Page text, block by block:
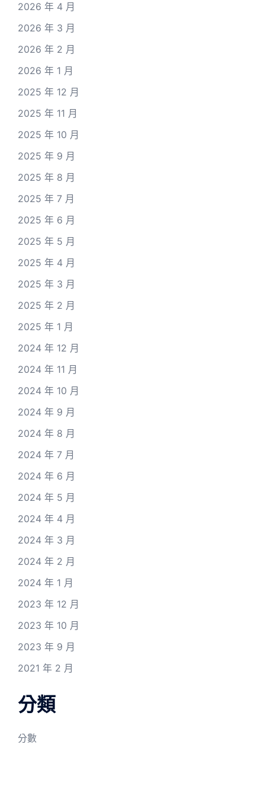
2026 年 4 月
2026 年 3 月
2026 年 2 月
2026 年 1 月
2025 年 12 月
2025 年 11 月
2025 年 10 月
2025 年 9 月
2025 年 8 月
2025 年 7 月
2025 年 6 月
2025 年 5 月
2025 年 4 月
2025 年 3 月
2025 年 2 月
2025 年 1 月
2024 年 12 月
2024 年 11 月
2024 年 10 月
2024 年 9 月
2024 年 8 月
2024 年 7 月
2024 年 6 月
2024 年 5 月
2024 年 4 月
2024 年 3 月
2024 年 2 月
2024 年 1 月
2023 年 12 月
2023 年 10 月
2023 年 9 月
2021 年 2 月
分類
分數